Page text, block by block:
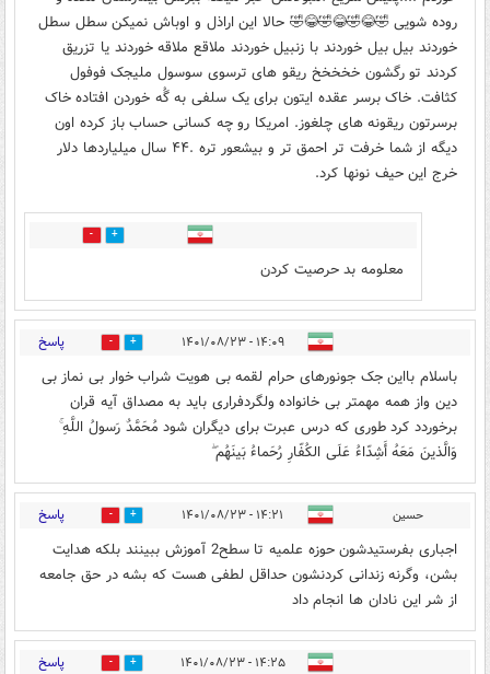
روده شویی 🤣😂🤣😂🤣😂🤣 حالا این اراذل و اوباش نمیکن سطل سطل
خوردند بیل بیل خوردند با زنبیل خوردند ملاقع ملاقه خوردند یا تزریق
کردند تو رگشون خخخخخ ریقو های ترسوی سوسول ملیجک فوفول
کثافت. خاک برسر عقده ایتون برای یک سلفی به گُه خوردن افتاده خاک
برسرتون ریقونه های چلغوز. امریکا رو چه کسانی حساب باز کرده اون
دیگه از شما خرفت تر احمق تر و بیشعور تره .۴۴ سال میلیاردها دلار
خرج این حیف نونها کرد.
2
معلومه بد حرصیت کردن
۱۴:۰۹ - ۱۴۰۱/۰۸/۲۳ 1 پاسخ
باسلام بااین جک جونورهای حرام لقمه بی هویت شراب خوار بی نماز بی
دین واز همه مهمتر بی خانواده ولگردفراری باید به مصداق آیه قران
برخوردد کرد طوری که درس عبرت برای دیگران شود مُحَمَّدٌ رَسولُ اللَّهِ ۚ
وَالَّذينَ مَعَهُ أَشِدّاءُ عَلَى الكُفّارِ رُحَماءُ بَينَهُم ۖ
حسین ۱۴:۲۱ - ۱۴۰۱/۰۸/۲۳ 2 پاسخ
اجباری بفرستیدشون حوزه علمیه تا سطح2 آموزش ببینند بلکه هدایت
بشن، وگرنه زندانی کردنشون حداقل لطفی هست که بشه در حق جامعه
از شر این نادان ها انجام داد
۱۴:۲۵ - ۱۴۰۱/۰۸/۲۳ 4 پاسخ